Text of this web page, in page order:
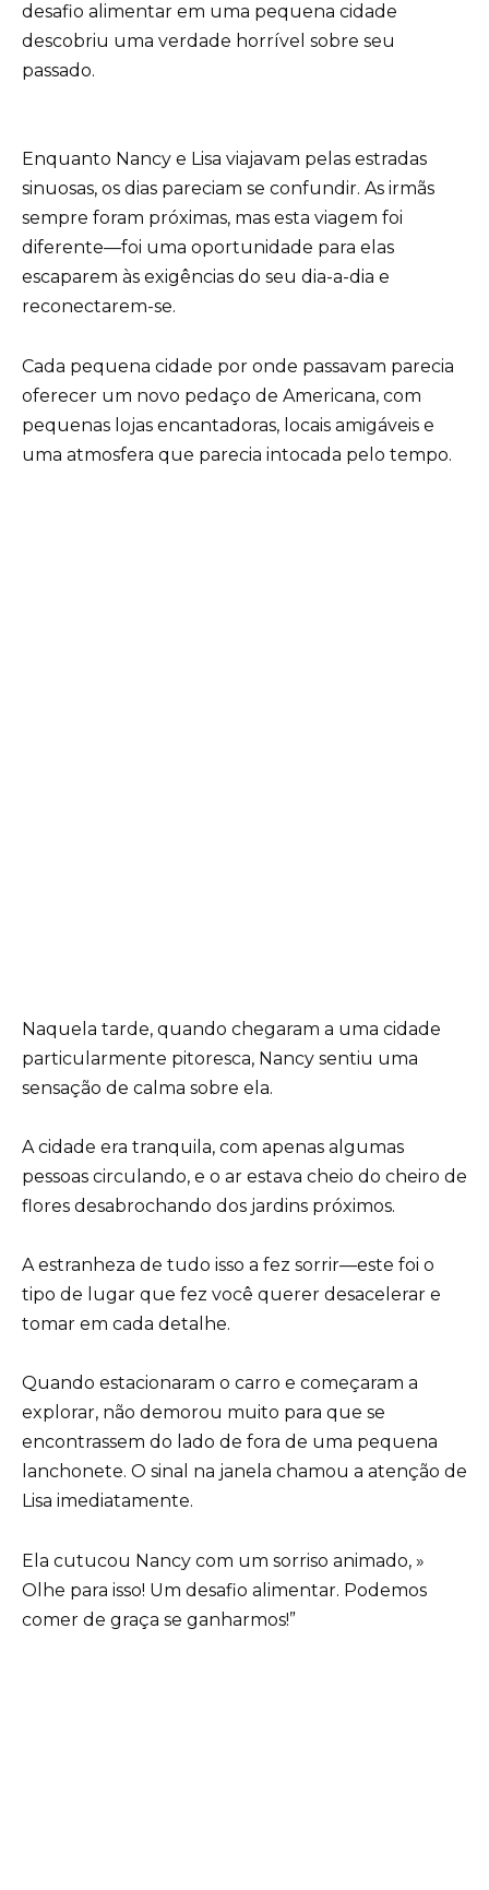
desafio alimentar em uma pequena cidade
descobriu uma verdade horrível sobre seu
passado.
Enquanto Nancy e Lisa viajavam pelas estradas
sinuosas, os dias pareciam se confundir. As irmãs
sempre foram próximas, mas esta viagem foi
diferente—foi uma oportunidade para elas
escaparem às exigências do seu dia-a-dia e
reconectarem-se.
Cada pequena cidade por onde passavam parecia
oferecer um novo pedaço de Americana, com
pequenas lojas encantadoras, locais amigáveis e
uma atmosfera que parecia intocada pelo tempo.
Naquela tarde, quando chegaram a uma cidade
particularmente pitoresca, Nancy sentiu uma
sensação de calma sobre ela.
A cidade era tranquila, com apenas algumas
pessoas circulando, e o ar estava cheio do cheiro de
flores desabrochando dos jardins próximos.
A estranheza de tudo isso a fez sorrir—este foi o
tipo de lugar que fez você querer desacelerar e
tomar em cada detalhe.
Quando estacionaram o carro e começaram a
explorar, não demorou muito para que se
encontrassem do lado de fora de uma pequena
lanchonete. O sinal na janela chamou a atenção de
Lisa imediatamente.
Ela cutucou Nancy com um sorriso animado, »
Olhe para isso! Um desafio alimentar. Podemos
comer de graça se ganharmos!”